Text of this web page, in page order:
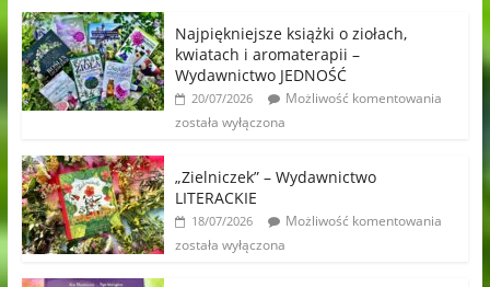
Najpiękniejsze książki o ziołach,
kwiatach i aromaterapii –
Wydawnictwo JEDNOŚĆ
20/07/2026
Możliwość komentowania
została wyłączona
„Zielniczek” – Wydawnictwo
LITERACKIE
18/07/2026
Możliwość komentowania
została wyłączona